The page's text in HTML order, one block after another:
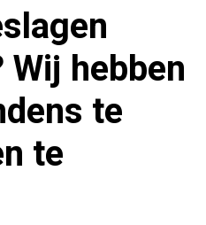
hebben
te
te